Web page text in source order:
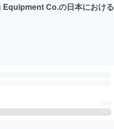
Co.の日本における